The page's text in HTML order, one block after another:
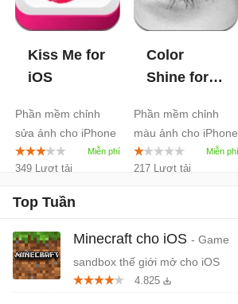
Kiss Me for
iOS
Phần mềm chỉnh
sửa ảnh cho iPhone
349 Lượt tải
Color
Shine for
Phần mềm chỉnh
màu ảnh cho iPhone
217 Lượt tải
Top Tuần
Minecraft cho iOS - Game
sandbox thế giới mở cho iOS
4.825